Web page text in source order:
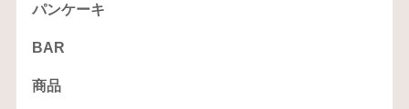
パンケーキ
BAR
商品